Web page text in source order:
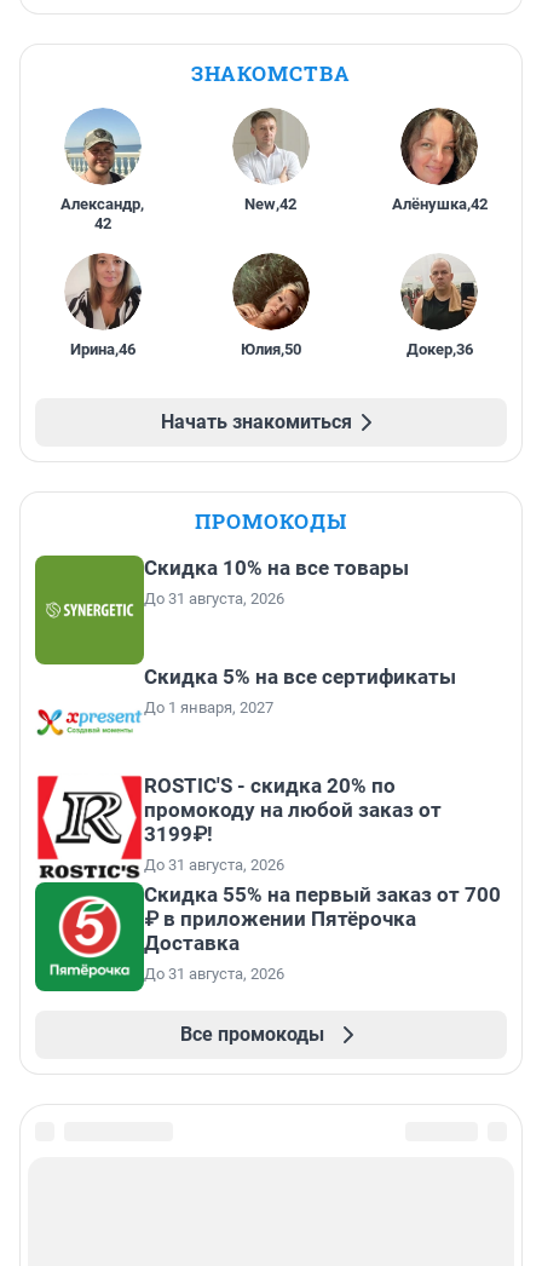
ЗНАКОМСТВА
Александр,
42
New,42 Алёнушка,42
Ирина,46 Юлия,50 Докер,36
Начать знакомиться
ПРОМОКОДЫ
Скидка 10% на все товары
До 31 августа, 2026
Скидка 5% на все сертификаты
До 1 января, 2027
ROSTIC'S - скидка 20% по
промокоду на любой заказ от
3199₽!
До 31 августа, 2026
Скидка 55% на первый заказ от 700
₽ в приложении Пятёрочка
Доставка
До 31 августа, 2026
Все промокоды